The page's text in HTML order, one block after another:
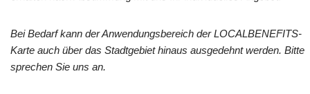
Bei Bedarf kann der Anwendungsbereich der LOCALBENEFITS-
Karte auch über das Stadtgebiet hinaus ausgedehnt werden. Bitte
sprechen Sie uns an.